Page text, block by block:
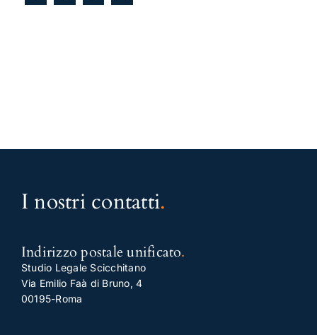
I nostri contatti.
Indirizzo postale unificato.
Studio Legale Scicchitano
Via Emilio Faà di Bruno, 4
00195-Roma